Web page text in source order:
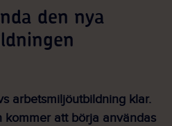
den nya
arbetsmiljöutbildning klar.
kommer att börja användas